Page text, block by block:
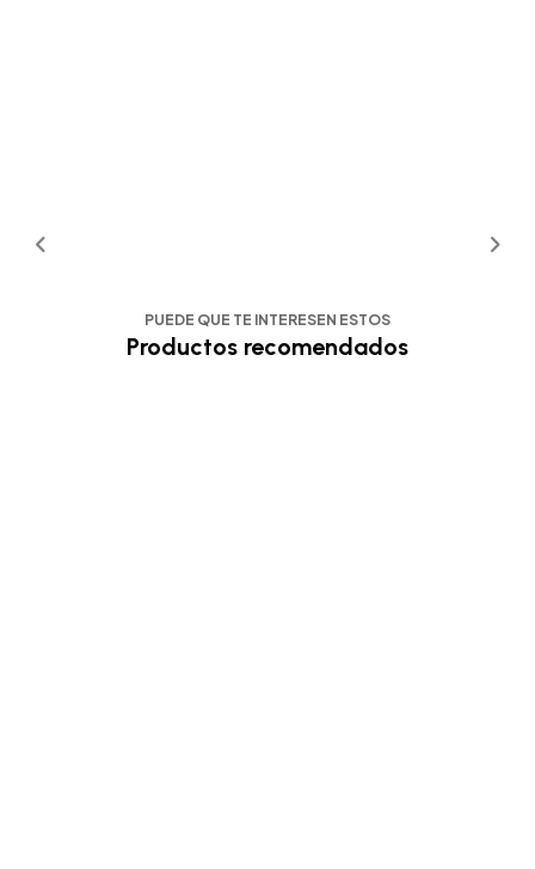
PUEDE QUE TE INTERESEN ESTOS
Productos recomendados